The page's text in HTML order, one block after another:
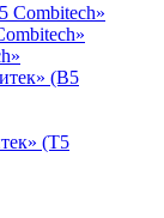
Combitech»
(B5
(T5